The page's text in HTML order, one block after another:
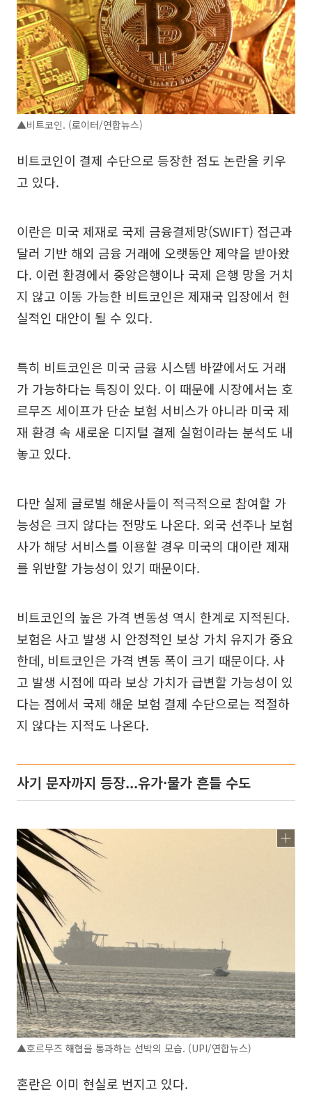
▲비트코인. (로이터/연합뉴스)
비트코인이 결제 수단으로 등장한 점도 논란을 키우
고 있다.
이란은 미국 제재로 국제 금융결제망(SWIFT) 접근과
달러 기반 해외 금융 거래에 오랫동안 제약을 받아왔
다. 이런 환경에서 중앙은행이나 국제 은행 망을 거치
지 않고 이동 가능한 비트코인은 제재국 입장에서 현
실적인 대안이 될 수 있다.
특히 비트코인은 미국 금융 시스템 바깥에서도 거래
가 가능하다는 특징이 있다. 이 때문에 시장에서는 호
르무즈 세이프가 단순 보험 서비스가 아니라 미국 제
재 환경 속 새로운 디지털 결제 실험이라는 분석도 내
놓고 있다.
다만 실제 글로벌 해운사들이 적극적으로 참여할 가
능성은 크지 않다는 전망도 나온다. 외국 선주나 보험
사가 해당 서비스를 이용할 경우 미국의 대이란 제재
를 위반할 가능성이 있기 때문이다.
비트코인의 높은 가격 변동성 역시 한계로 지적된다.
보험은 사고 발생 시 안정적인 보상 가치 유지가 중요
한데, 비트코인은 가격 변동 폭이 크기 때문이다. 사
고 발생 시점에 따라 보상 가치가 급변할 가능성이 있
다는 점에서 국제 해운 보험 결제 수단으로는 적절하
지 않다는 지적도 나온다.
사기 문자까지 등장...유가·물가 흔들 수도
▲호르무즈 해협을 통과하는 선박의 모습. (UPI/연합뉴스)
혼란은 이미 현실로 번지고 있다.